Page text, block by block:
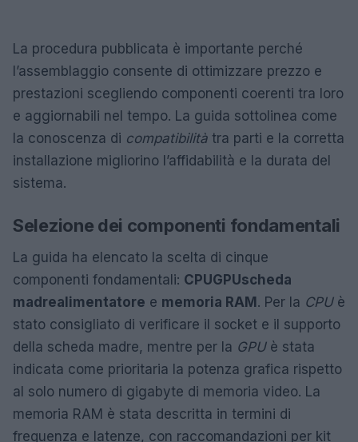
La procedura pubblicata è importante perché
l’assemblaggio consente di ottimizzare prezzo e
prestazioni scegliendo componenti coerenti tra loro
e aggiornabili nel tempo. La guida sottolinea come
la conoscenza di compatibilità tra parti e la corretta
installazione migliorino l’affidabilità e la durata del
sistema.
Selezione dei componenti fondamentali
La guida ha elencato la scelta di cinque
componenti fondamentali: CPUGPUscheda
madrealimentatore e memoria RAM . Per la CPUè
stato consigliato di verificare il socket e il supporto
della scheda madre, mentre per la GPUè stata
indicata come prioritaria la potenza grafica rispetto
al solo numero di gigabyte di memoria video. La
memoria RAM è stata descritta in termini di
frequenza e latenze, con raccomandazioni per kit